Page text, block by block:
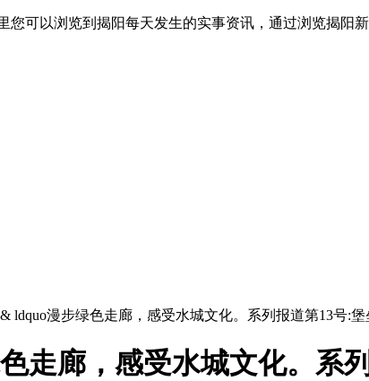
您可以浏览到揭阳每天发生的实事资讯，通过浏览揭阳
ldquo漫步绿色走廊，感受水城文化。系列报道第13号:
走廊，感受水城文化。系